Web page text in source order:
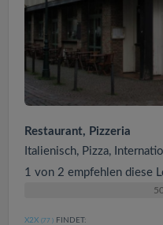
Restaurant, Pizzeria
Italienisch, Pizza,
1 von 2 empfehlen diese
X2X (77 ) FINDET: